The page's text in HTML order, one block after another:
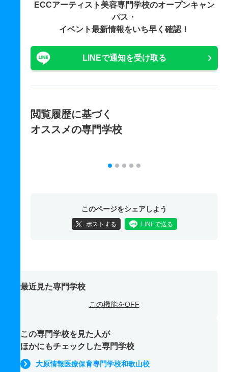
ECCアーティスト美容専門学校のオープンキャン
パス・
イベント最新情報をいち早く確認！
LINEで通知を受け取る
閲覧履歴に基づく
オススメの専門学校
このページをシェアしよう
ポストする LINEで送る
最近見た専門学校
この機能をOFF
この専門学校を見た人が
ほかにもチェックした専門学校
大原情報医療保育専門学校和歌山校